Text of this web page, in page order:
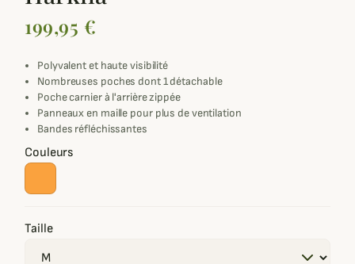
199,95 €
Polyvalent et haute visibilité
Nombreuses poches dont 1 détachable
Poche carnier à l'arrière zippée
Panneaux en maille pour plus de ventilation
Bandes réfléchissantes
Couleurs
Taille